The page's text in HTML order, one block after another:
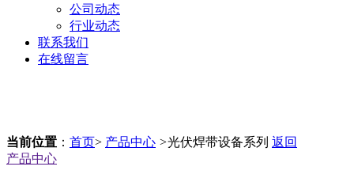
公司动态
行业动态
联系我们
在线留言
当前位置 ： 首页> 产品中心 >光伏焊带设备系列 返回
产品中心